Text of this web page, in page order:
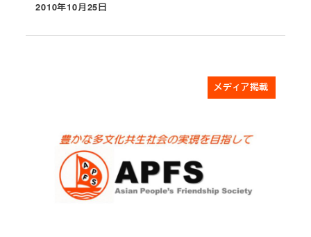
投稿日
2010年10月25日
メディア掲載